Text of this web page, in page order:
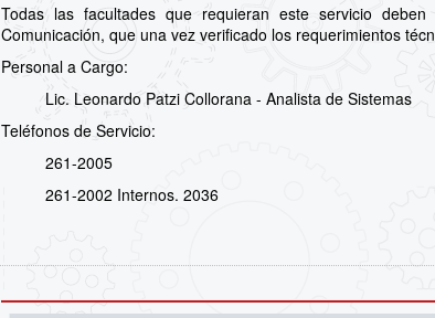
Todas las facultades que requieran este servicio
Comunicación, que una vez verificado los requerimientos
Personal a Cargo:
Lic. Leonardo Patzi Collorana - Analista de Sistemas
Teléfonos de Servicio:
261-2005
261-2002 Internos. 2036